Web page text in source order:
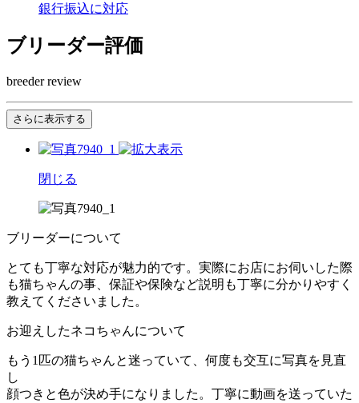
銀行振込に対応
ブリーダー評価
breeder review
さらに表示する
閉じる
ブリーダーについて
とても丁寧な対応が魅力的です。実際にお店にお伺いした際
も猫ちゃんの事、保証や保険など説明も丁寧に分かりやすく
教えてくださいました。
お迎えしたネコちゃんについて
もう1匹の猫ちゃんと迷っていて、何度も交互に写真を見直
し
顔つきと色が決め手になりました。丁寧に動画を送っていた